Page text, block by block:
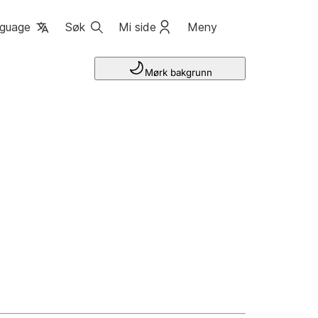
Søk Mi side Meny
Mørk bakgrunn